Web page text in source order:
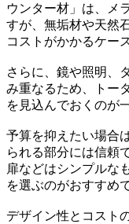
ウンター材」は、メ
すが、無垢材や天然
コストがかかるケー
さらに、鏡や照明、
み重なるため、トー
を見込んでおくのが
予算を抑えたい場合
られる部分には信頼
扉などはシンプルな
を選ぶのがおすすめ
デザイン性とコスト